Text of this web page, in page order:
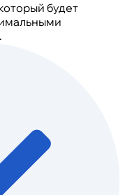
будет